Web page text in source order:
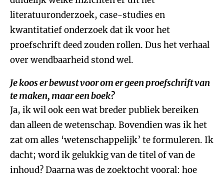
literatuuronderzoek, case-studies en
kwantitatief onderzoek dat ik voor het
proefschrift deed zouden rollen. Dus het verhaal
over wendbaarheid stond wel.
Je koos er bewust voor om er geen proefschrift van
te maken, maar een boek?
Ja, ik wil ook een wat breder publiek bereiken
dan alleen de wetenschap. Bovendien was ik het
zat om alles ‘wetenschappelijk’ te formuleren. Ik
dacht; word ik gelukkig van de titel of van de
inhoud? Daarna was de zoektocht vooral: hoe